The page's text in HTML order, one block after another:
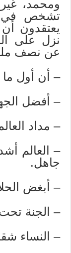
ومحمد،
تشخص في
يعتقدون
نزل على
عن نصف
– أن أول ما
– أفضل
– مداد
– العالم
جاهل.
– أبغض
– الجنة
– النساء